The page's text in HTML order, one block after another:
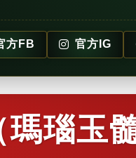
方FB 官方IG
瑙玉